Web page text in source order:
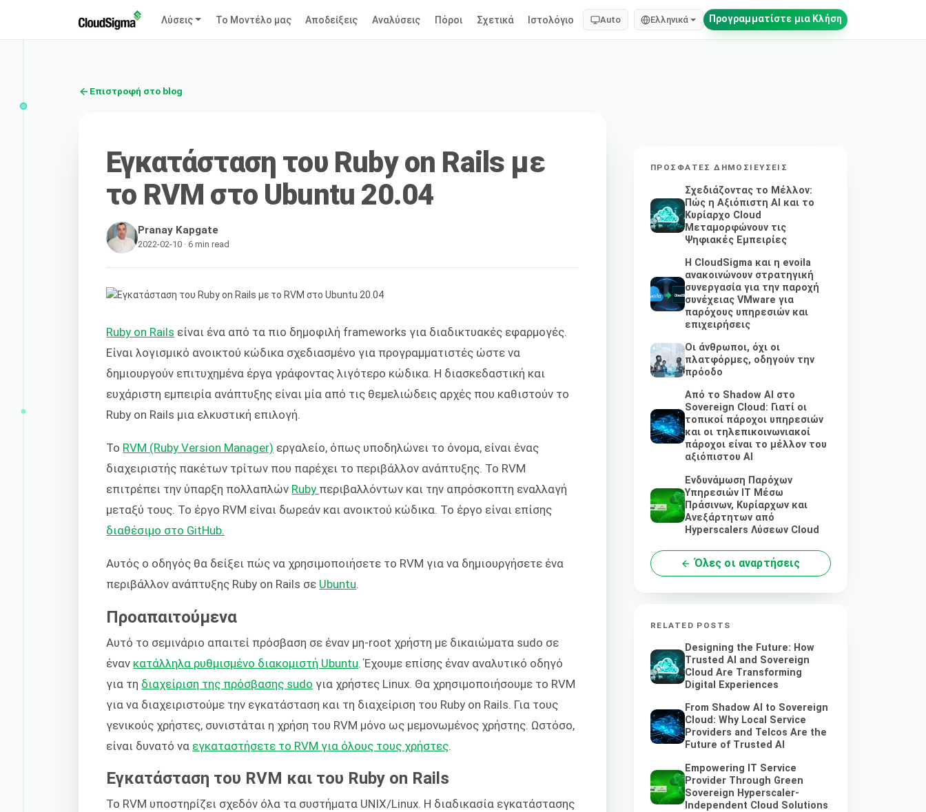
Λύσεις Το Μοντέλο μας Αποδείξεις Αναλύσεις Πόροι Σχετικά Ιστολόγιο Auto Ελληνικά Προγραμματίστε μια Κλήση
Επιστροφή στο blog
Εγκατάσταση του Ruby on Rails με
το RVM στο Ubuntu 20.04
Pranay Kapgate
2022-02-10 · 6 min read
Ruby on Rails είναι ένα από τα πιο δημοφιλή frameworks για διαδικτυακές εφαρμογές.
Είναι λογισμικό ανοικτού κώδικα σχεδιασμένο για προγραμματιστές ώστε να
δημιουργούν επιτυχημένα έργα γράφοντας λιγότερο κώδικα. Η διασκεδαστική και
ευχάριστη εμπειρία ανάπτυξης είναι μία από τις θεμελιώδεις αρχές που καθιστούν το
Ruby on Rails μια ελκυστική επιλογή.
Το RVM (Ruby Version Manager) εργαλείο, όπως υποδηλώνει το όνομα, είναι ένας
διαχειριστής πακέτων τρίτων που παρέχει το περιβάλλον ανάπτυξης. Το RVM
επιτρέπει την ύπαρξη πολλαπλών Ruby περιβαλλόντων και την απρόσκοπτη εναλλαγή
μεταξύ τους. Το έργο RVM είναι δωρεάν και ανοικτού κώδικα. Το έργο είναι επίσης
διαθέσιμο στο GitHub.
Αυτός ο οδηγός θα δείξει πώς να χρησιμοποιήσετε το RVM για να δημιουργήσετε ένα
περιβάλλον ανάπτυξης Ruby on Rails σε Ubuntu.
Προαπαιτούμενα
Αυτό το σεμινάριο απαιτεί πρόσβαση σε έναν μη-root χρήστη με δικαιώματα sudo σε
έναν κατάλληλα ρυθμισμένο διακομιστή Ubuntu . Έχουμε επίσης έναν αναλυτικό οδηγό
για τη διαχείριση της πρόσβασης sudo για χρήστες Linux. Θα χρησιμοποιήσουμε το RVM
για να διαχειριστούμε την εγκατάσταση και τη διαχείριση του Ruby on Rails. Για τους
γενικούς χρήστες, συνιστάται η χρήση του RVM μόνο ως μεμονωμένος χρήστης. Ωστόσο,
είναι δυνατό να εγκαταστήσετε το RVM για όλους τους χρήστες
Εγκατάσταση του RVM και του Ruby on Rails
Το RVM υποστηρίζει σχεδόν όλα τα συστήματα UNIX/Linux. Η διαδικασία εγκατάστασης
ΠΡΌΣΦΑΤΕΣ ΔΗΜΟΣΙΕΎΣΕΙΣ
Σχεδιάζοντας το Μέλλον:
Πώς η Αξιόπιστη AI και το
Κυρίαρχο Cloud
Μεταμορφώνουν τις
Ψηφιακές Εμπειρίες
Η CloudSigma και η evoila
ανακοινώνουν στρατηγική
συνεργασία για την παροχή
συνέχειας VMware για
παρόχους υπηρεσιών και
επιχειρήσεις
Οι άνθρωποι, όχι οι
πλατφόρμες, οδηγούν την
πρόοδο
Από το Shadow AI στο
Sovereign Cloud: Γιατί οι
τοπικοί πάροχοι υπηρεσιών
και οι τηλεπικοινωνιακοί
πάροχοι είναι το μέλλον του
αξιόπιστου AI
Ενδυνάμωση Παρόχων
Υπηρεσιών IT Μέσω
Πράσινων, Κυρίαρχων και
Ανεξάρτητων από
Hyperscalers Λύσεων Cloud
Όλες οι αναρτήσεις
RELATED POSTS
Designing the Future: How
Trusted AI and Sovereign
Cloud Are Transforming
Digital Experiences
From Shadow AI to Sovereign
Cloud: Why Local Service
Providers and Telcos Are the
Future of Trusted AI
Empowering IT Service
Provider Through Green
Sovereign Hyperscaler-
Independent Cloud Solutions